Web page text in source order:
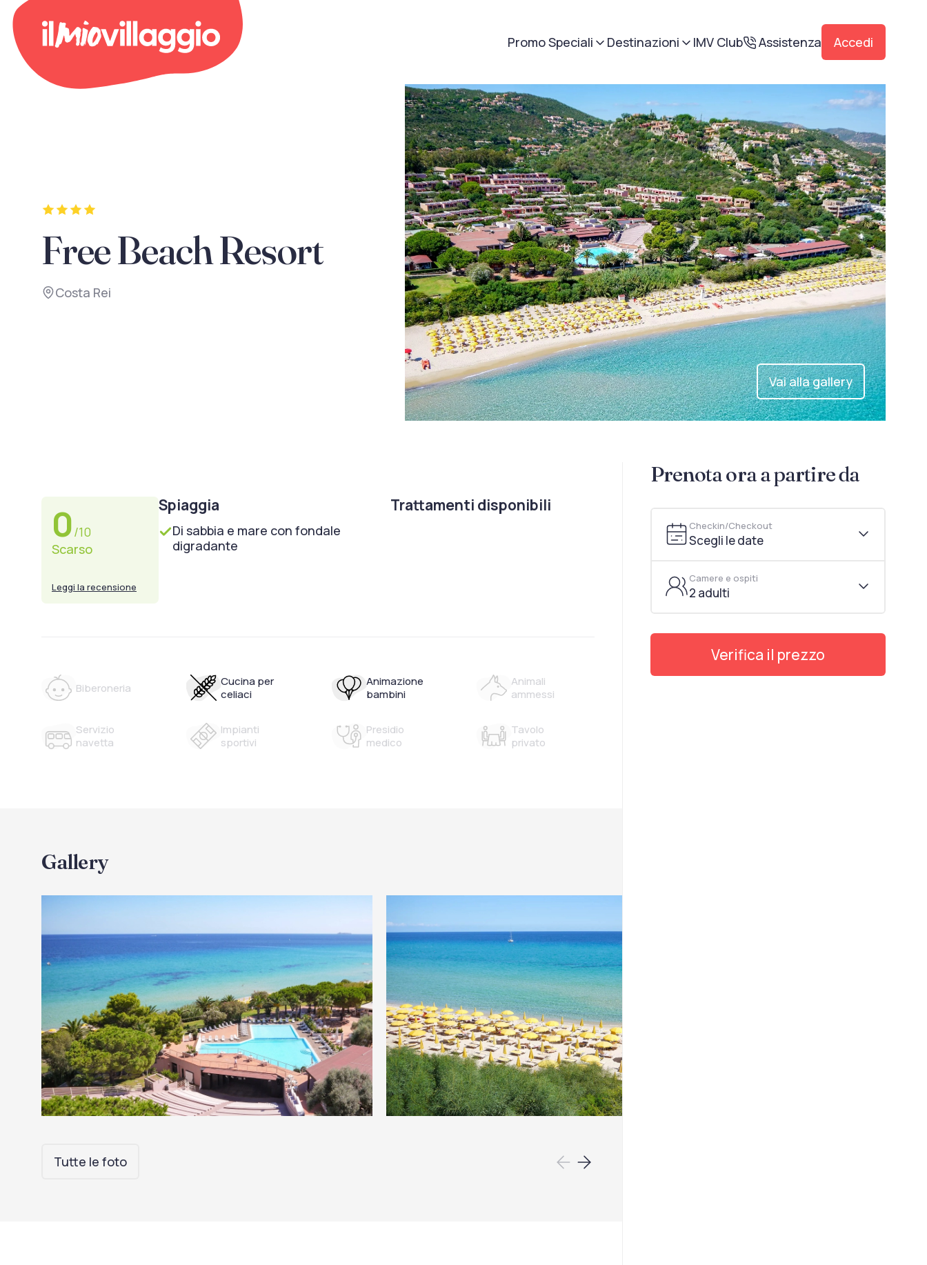
Promo Speciali Destinazioni IMV Club Assistenza Accedi
Vai alla gallery
Free Beach Resort
Costa Rei
Prenota ora a partire da
Checkin/Checkout
Scegli le date
Camere e ospiti
2 adulti
Verifica il prezzo
0/10
Scarso
Leggi la recensione
Spiaggia
Di sabbia e mare con fondale
digradante
Trattamenti disponibili
Biberoneria
Cucina per
celiaci
Animazione
bambini
Animali
ammessi
Servizio
navetta
Impianti
sportivi
Presidio
medico
Tavolo
privato
Gallery
Tutte le foto